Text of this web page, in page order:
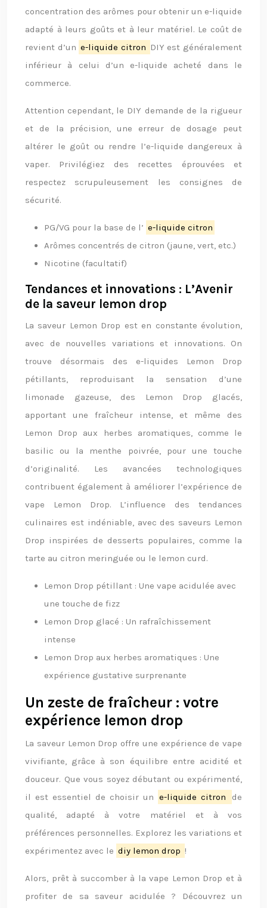
concentration des arômes pour obtenir un e-liquide
adapté à leurs goûts et à leur matériel. Le coût de
revient d’un e-liquide citron DIY est généralement
inférieur à celui d’un e-liquide acheté dans le
commerce.
Attention cependant, le DIY demande de la rigueur
et de la précision, une erreur de dosage peut
altérer le goût ou rendre l’e-liquide dangereux à
vaper. Privilégiez des recettes éprouvées et
respectez scrupuleusement les consignes de
sécurité.
PG/VG pour la base de l’ e-liquide citron
Arômes concentrés de citron (jaune, vert, etc.)
Nicotine (facultatif)
Tendances et innovations : L’Avenir
de la saveur lemon drop
La saveur Lemon Drop est en constante évolution,
avec de nouvelles variations et innovations. On
trouve désormais des e-liquides Lemon Drop
pétillants, reproduisant la sensation d’une
limonade gazeuse, des Lemon Drop glacés,
apportant une fraîcheur intense, et même des
Lemon Drop aux herbes aromatiques, comme le
basilic ou la menthe poivrée, pour une touche
d’originalité. Les avancées technologiques
contribuent également à améliorer l’expérience de
vape Lemon Drop. L’influence des tendances
culinaires est indéniable, avec des saveurs Lemon
Drop inspirées de desserts populaires, comme la
tarte au citron meringuée ou le lemon curd.
Lemon Drop pétillant : Une vape acidulée avec
une touche de fizz
Lemon Drop glacé : Un rafraîchissement
intense
Lemon Drop aux herbes aromatiques : Une
expérience gustative surprenante
Un zeste de fraîcheur : votre
expérience lemon drop
La saveur Lemon Drop offre une expérience de vape
vivifiante, grâce à son équilibre entre acidité et
douceur. Que vous soyez débutant ou expérimenté,
il est essentiel de choisir un e-liquide citron
de
qualité, adapté à votre matériel et à vos
préférences personnelles. Explorez les variations et
expérimentez avec le diy lemon drop !
Alors, prêt à succomber à la vape Lemon Drop et à
profiter de sa saveur acidulée ? Découvrez un